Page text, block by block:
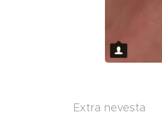
Extra nevesta